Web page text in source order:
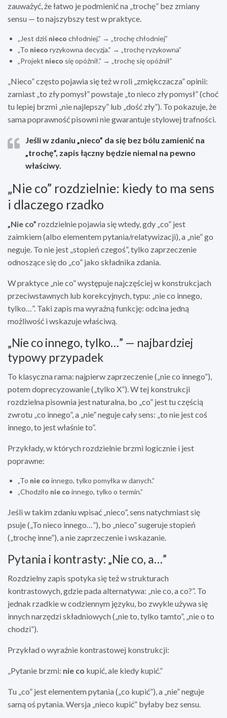
zauważyć, że łatwo je podmienić na „trochę” bez zmiany
sensu — to najszybszy test w praktyce.
„Jest dziś nieco chłodniej.” → „trochę chłodniej”
„To nieco ryzykowna decyzja.” → „trochę ryzykowna”
„Projekt nieco się opóźnił.” → „trochę się opóźnił”
„Nieco” często pojawia się też w roli „zmiękczacza” opinii:
zamiast „to zły pomysł” powstaje „to nieco zły pomysł” (choć
tu lepiej brzmi „nie najlepszy” lub „dość zły”). To pokazuje, że
sama poprawność pisowni nie gwarantuje stylowej trafności.
Jeśli w zdaniu „nieco” da się bez bólu zamienić na
„trochę”, zapis łączny będzie niemal na pewno
właściwy.
„Nie co” rozdzielnie: kiedy to ma sens
i dlaczego rzadko
„Nie co” rozdzielnie pojawia się wtedy, gdy „co” jest
zaimkiem (albo elementem pytania/relatywizacji), a „nie” go
neguje. To nie jest „stopień czegoś”, tylko zaprzeczenie
odnoszące się do „co” jako składnika zdania.
W praktyce „nie co” występuje najczęściej w konstrukcjach
przeciwstawnych lub korekcyjnych, typu: „nie co innego,
tylko…”. Taki zapis ma wyraźną funkcję: odcina jedną
możliwość i wskazuje właściwą.
„Nie co innego, tylko…” — najbardziej
typowy przypadek
To klasyczna rama: najpierw zaprzeczenie („nie co innego”),
potem doprecyzowanie („tylko X”). W tej konstrukcji
rozdzielna pisownia jest naturalna, bo „co” jest tu częścią
zwrotu „co innego”, a „nie” neguje cały sens: „to nie jest coś
innego, to jest właśnie to”.
Przykłady, w których rozdzielnie brzmi logicznie i jest
poprawne:
„To nie co innego, tylko pomyłka w danych.”
„Chodziło nie co innego, tylko o termin.”
Jeśli w takim zdaniu wpisać „nieco”, sens natychmiast się
psuje („To nieco innego…”), bo „nieco” sugeruje stopień
(„trochę inne”), a nie zaprzeczenie i wskazanie.
Pytania i kontrasty: „Nie co, a…”
Rozdzielny zapis spotyka się też w strukturach
kontrastowych, gdzie pada alternatywa: „nie co, a co?”. To
jednak rzadkie w codziennym języku, bo zwykle używa się
innych narzędzi składniowych („nie to, tylko tamto”, „nie o to
chodzi”).
Przykład o wyraźnie kontrastowej konstrukcji:
„Pytanie brzmi: nie co kupić, ale kiedy kupić.”
Tu „co” jest elementem pytania („co kupić”), a „nie” neguje
samą oś pytania. Wersja „nieco kupić” byłaby bez sensu.